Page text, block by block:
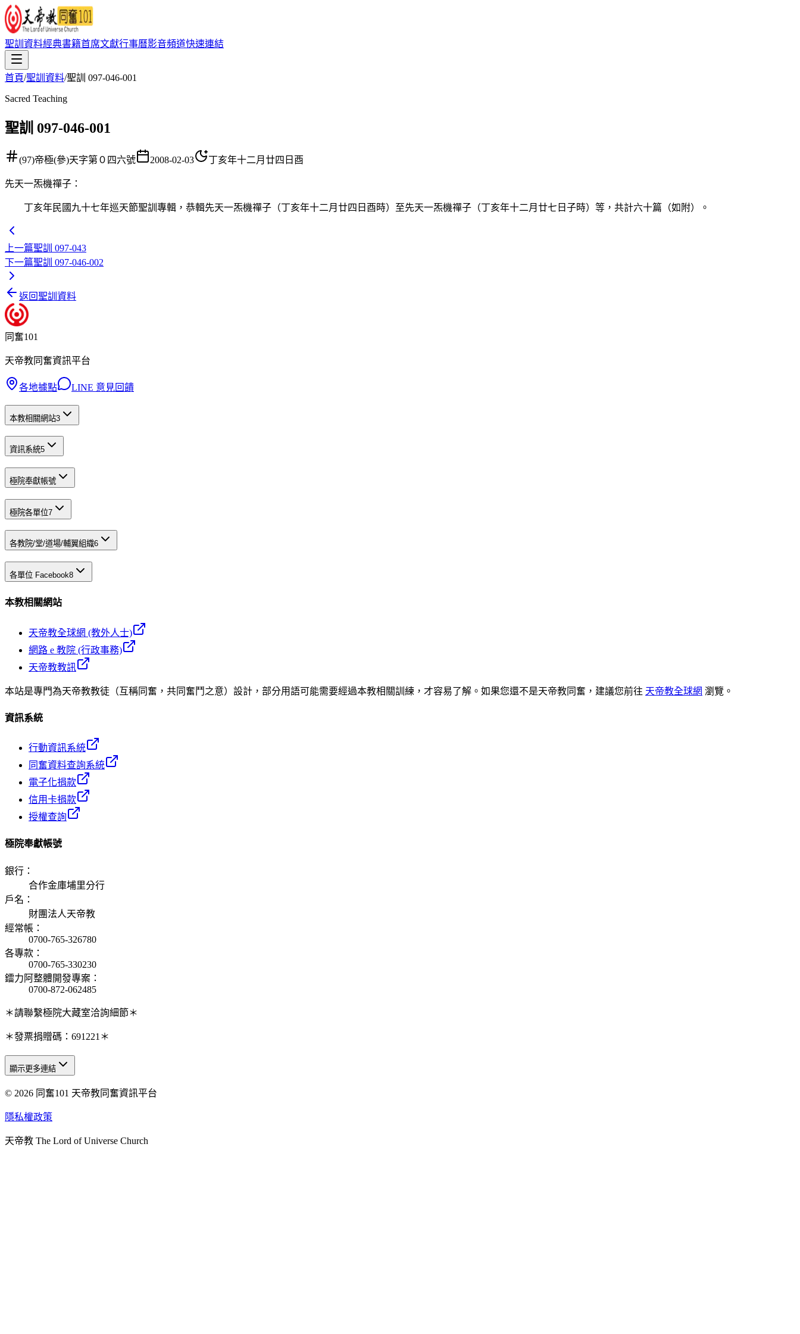
聖訓資料經典書籍首席文獻行事曆影音頻道快速連結
首頁/聖訓資料/聖訓 097-046-001
Sacred Teaching
聖訓 097-046-001
(97)帝極(參)天字第０四六號 2008-02-03 丁亥年十二月廿四日酉
先天一炁機禪子 ：
丁亥年民國九十七年巡天節聖訓專輯，恭輯先天一炁機禪子（丁亥年十二月廿四日酉時）至先天一炁機禪子（丁亥年十二月廿七日子時）等，共計六十篇（如附）。
上一篇聖訓 097-043
下一篇聖訓 097-046-002
返回聖訓資料
同奮101
天帝教同奮資訊平台
各地據點 LINE 意見回饋
本教相關網站3
資訊系統5
極院奉獻帳號
極院各單位7
各教院/堂/道場/輔翼組織6
各單位 Facebook8
本教相關網站
天帝教全球網 (教外人士)
網路 e 教院 (行政事務)
天帝教教訊
本站是專門為天帝教教徒（互稱同奮，共同奮鬥之意）設計，部分用語可能需要經過本教相關訓練，才容易了解。如果您還不是天帝教同奮，建議您前往 天帝教全球網 瀏覽。
資訊系統
行動資訊系統
同奮資料查詢系統
電子化捐款
信用卡捐款
授權查詢
極院奉獻帳號
銀行 ：
合作金庫埔里分行
戶名 ：
財團法人天帝教
經常帳 ：
0700-765-326780
各專款 ：
0700-765-330230
鐳力阿整體開發專案 ：
0700-872-062485
＊請聯繫極院大藏室洽詢細節＊
＊發票捐贈碼：691221＊
天人研究總院
天人研究學院
天人炁功院
顯示更多連結
© 2026 同奮101 天帝教同奮資訊平台
隱私權政策
天帝教 The Lord of Universe Church